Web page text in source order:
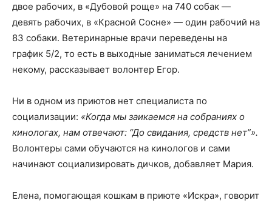
двое рабочих, в «Дубовой роще» на 740 собак —
девять рабочих, в «Красной Сосне» — один рабочий на
83 собаки. Ветеринарные врачи переведены на
график 5/2, то есть в выходные заниматься лечением
некому, рассказывает волонтер Егор.
Ни в одном из приютов нет специалиста по
социализации: «Когда мы заикаемся на собраниях о
кинологах, нам отвечают: “До свидания, средств нет”».
Волонтеры сами обучаются на кинологов и сами
начинают социализировать дичков, добавляет Мария.
Елена, помогающая кошкам в приюте «Искра», говорит